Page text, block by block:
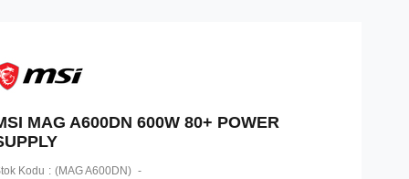
MAG A600DN 600W 80+ POWER
Kodu (MAG A600DN)